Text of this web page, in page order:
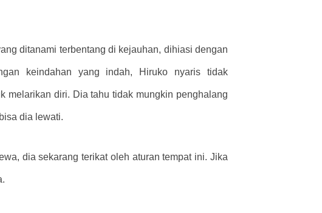
ditanami terbentang di kejauhan, dihiasi dengan
keindahan yang indah, Hiruko nyaris tidak
melarikan diri. Dia tahu tidak mungkin penghalang
dia lewati.
dia sekarang terikat oleh aturan tempat ini. Jika